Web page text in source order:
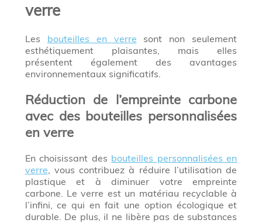
verre
Les bouteilles en verre sont non seulement
esthétiquement plaisantes, mais elles
présentent également des avantages
environnementaux significatifs.
Réduction de l’empreinte carbone
avec des bouteilles personnalisées
en verre
En choisissant des bouteilles personnalisées en
verre, vous contribuez à réduire l’utilisation de
plastique et à diminuer votre empreinte
carbone. Le verre est un matériau recyclable à
l’infini, ce qui en fait une option écologique et
durable. De plus, il ne libère pas de substances